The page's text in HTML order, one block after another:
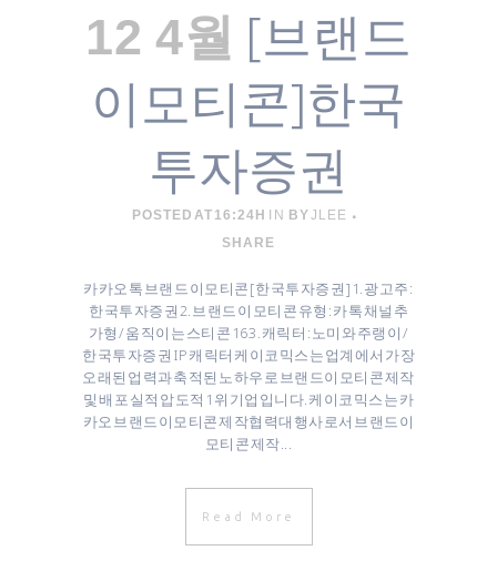
12 4월 [브랜드
이모티콘]한국
투자증권
POSTED AT 16:24H IN BYJLEE
SHARE
카카오톡 브랜드 이모티콘 [ 한국투자증권 ] 1. 광고주 :
한국투자증권 2. 브랜드 이모티콘 유형 : 카톡 채널추
가형 / 움직이는 스티콘 16 3. 캐릭터 : 노미와 주랭이 /
한국투자증권 IP 캐릭터 케이코믹스는 업계에서 가장
오래된 업력과 축적된 노하우로 브랜드이모티콘 제작
및 배포 실적 압도적 1위 기업입니다. 케이코믹스는 카
카오 브랜드이모티콘 제작협력대행사로서 브랜드이
모티콘 제작...
Read More